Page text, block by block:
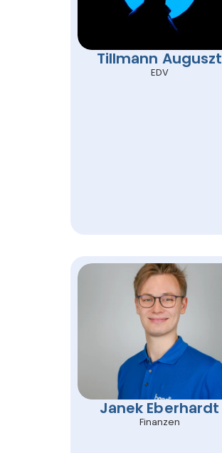
Tillmann Auguszt
EDV
Janek Eberhardt
Finanzen